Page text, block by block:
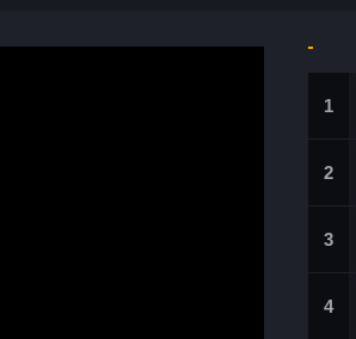
1
2
3
4